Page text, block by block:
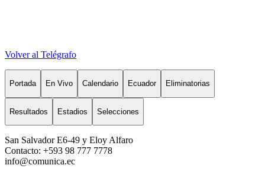
Volver al Telégrafo
Portada En Vivo Calendario Ecuador Eliminatorias
Resultados Estadios Selecciones
San Salvador E6-49 y Eloy Alfaro
Contacto: +593 98 777 7778
info@comunica.ec